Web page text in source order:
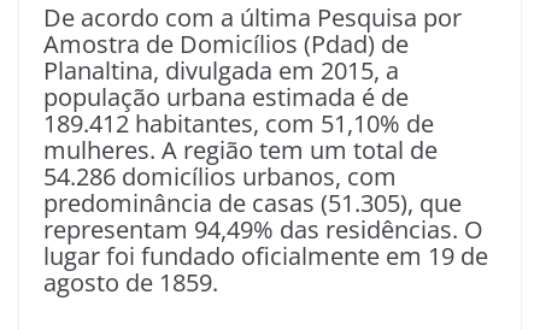
De acordo com a última Pesquisa por
Amostra de Domicílios (Pdad) de
Planaltina, divulgada em 2015, a
população urbana estimada é de
189.412 habitantes, com 51,10% de
mulheres. A região tem um total de
54.286 domicílios urbanos, com
predominância de casas (51.305), que
representam 94,49% das residências. O
lugar foi fundado oficialmente em 19 de
agosto de 1859.